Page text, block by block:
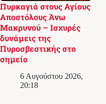
Πυρκαγιά στους Αγίους
Αποστόλους Άνω
Μακρυνού – Ισχυρές
δυνάμεις της
Πυροσβεστικής στο
σημείο
6 Αυγούστου 2026,
20:18